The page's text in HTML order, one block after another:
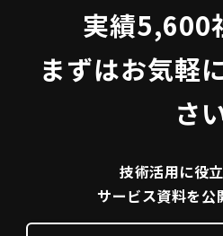
実績5,600
まずはお気軽
さ
技術活用に役
サービス資料を公